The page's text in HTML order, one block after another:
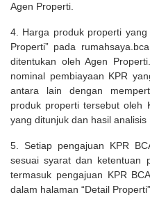
Agen Properti.
4. Harga produk properti
Properti” pada
ditentukan oleh Agen
nominal pembiayaan KPR
antara lain dengan
produk properti tersebut oleh
yang ditunjuk dan hasil analisis
5. Setiap pengajuan KPR
sesuai syarat dan ketentuan
termasuk pengajuan KPR
dalam halaman “Detail